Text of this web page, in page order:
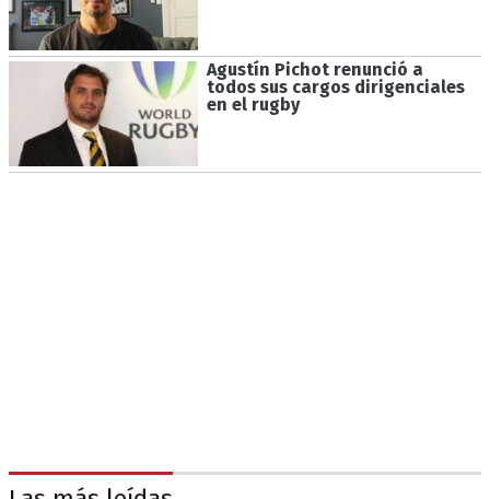
Agustín Pichot renunció a
todos sus cargos dirigenciales
en el rugby